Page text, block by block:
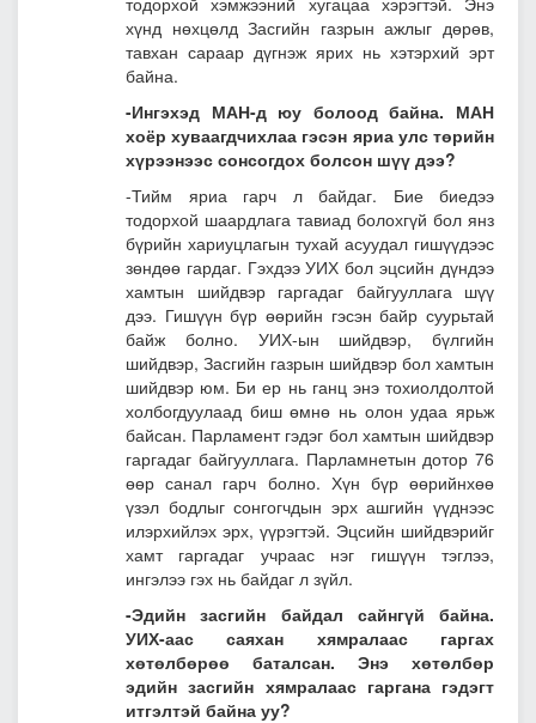
хүнд нөхцөлд Засгийн газрын ажлыг дөрөв,
тавхан сараар дүгнэж ярих нь хэтэрхий эрт
байна.
-Ингэхэд МАН-д юу болоод байна. МАН
хоёр хуваагдчихлаа гэсэн яриа улс төрийн
хүрээнээс сонсогдох болсон шүү дээ?
-Тийм яриа гарч л байдаг. Бие биедээ
тодорхой шаардлага тавиад болохгүй бол янз
бүрийн хариуцлагын тухай асуудал гишүүдээс
зөндөө гардаг. Гэхдээ УИХ бол эцсийн дүндээ
хамтын шийдвэр гаргадаг байгууллага шүү
дээ. Гишүүн бүр өөрийн гэсэн байр суурьтай
байж болно. УИХ-ын шийдвэр, бүлгийн
шийдвэр, Засгийн газрын шийдвэр бол хамтын
шийдвэр юм. Би ер нь ганц энэ тохиолдолтой
холбогдуулаад биш өмнө нь олон удаа ярьж
байсан. Парламент гэдэг бол хамтын шийдвэр
гаргадаг байгууллага. Парламнетын дотор 76
өөр санал гарч болно. Хүн бүр өөрийнхөө
үзэл бодлыг сонгогчдын эрх ашгийн үүднээс
илэрхийлэх эрх, үүрэгтэй. Эцсийн шийдвэрийг
хамт гаргадаг учраас нэг гишүүн тэглээ,
ингэлээ гэх нь байдаг л зүйл.
-Эдийн засгийн байдал сайнгүй байна.
УИХ-аас саяхан хямралаас гаргах
хөтөлбөрөө баталсан. Энэ хөтөлбөр
эдийн засгийн хямралаас гаргана гэдэгт
итгэлтэй байна уу?